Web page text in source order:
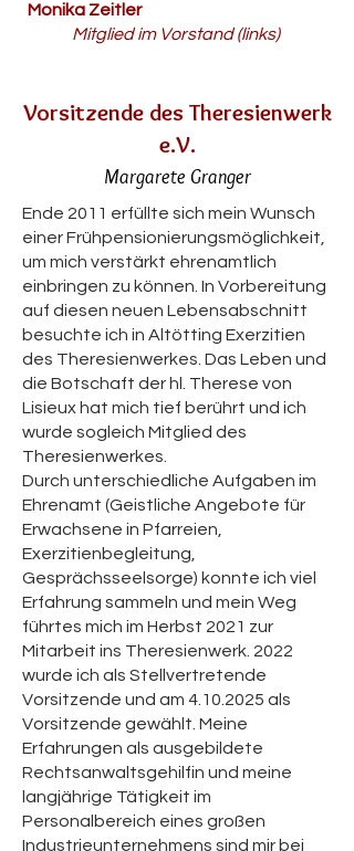
Monika Zeitler
Mitglied im Vorstand (links)
Vorsitzende des Theresienwerk
e.V.
Margarete Granger
Ende 2011 erfüllte sich mein Wunsch
einer Frühpensionierungsmöglichkeit,
um mich verstärkt ehrenamtlich
einbringen zu können. In Vorbereitung
auf diesen neuen Lebensabschnitt
besuchte ich in Altötting Exerzitien
des Theresienwerkes. Das Leben und
die Botschaft der hl. Therese von
Lisieux hat mich tief berührt und ich
wurde sogleich Mitglied des
Theresienwerkes.
Durch unterschiedliche Aufgaben im
Ehrenamt (Geistliche Angebote für
Erwachsene in Pfarreien,
Exerzitienbegleitung,
Gesprächsseelsorge) konnte ich viel
Erfahrung sammeln und mein Weg
führtes mich im Herbst 2021 zur
Mitarbeit ins Theresienwerk. 2022
wurde ich als Stellvertretende
Vorsitzende und am 4.10.2025 als
Vorsitzende gewählt. Meine
Erfahrungen als ausgebildete
Rechtsanwaltsgehilfin und meine
langjährige Tätigkeit im
Personalbereich eines großen
Industrieunternehmens sind mir bei